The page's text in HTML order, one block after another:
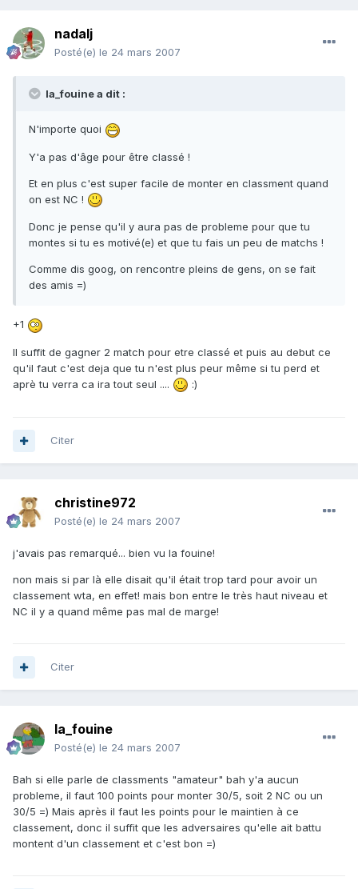
nadalj
Posté(e) le 24 mars 2007
la_fouine a dit :
N'importe quoi
Y'a pas d'âge pour être classé !
Et en plus c'est super facile de monter en classment quand
on est NC !
Donc je pense qu'il y aura pas de probleme pour que tu
montes si tu es motivé(e) et que tu fais un peu de matchs !
Comme dis goog, on rencontre pleins de gens, on se fait
des amis =)
+1
Il suffit de gagner 2 match pour etre classé et puis au debut ce
qu'il faut c'est deja que tu n'est plus peur même si tu perd et
aprè tu verra ca ira tout seul ....
:)
Citer
christine972
Posté(e) le 24 mars 2007
j'avais pas remarqué... bien vu la fouine!
non mais si par là elle disait qu'il était trop tard pour avoir un
classement wta, en effet! mais bon entre le très haut niveau et
NC il y a quand même pas mal de marge!
Citer
la_fouine
Posté(e) le 24 mars 2007
Bah si elle parle de classments "amateur" bah y'a aucun
probleme, il faut 100 points pour monter 30/5, soit 2 NC ou un
30/5 =) Mais après il faut les points pour le maintien à ce
classement, donc il suffit que les adversaires qu'elle ait battu
montent d'un classement et c'est bon =)